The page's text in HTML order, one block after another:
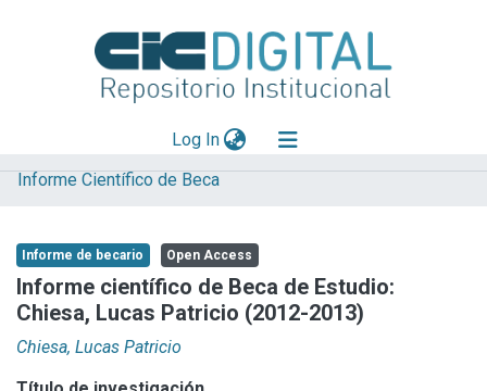
Log In(current)
Explorar
Aportar material
Statistics
Informe Científico de Beca
Informe de becario Open Access
Informe científico de Beca de Estudio:
Chiesa, Lucas Patricio (2012-2013)
Chiesa, Lucas Patricio